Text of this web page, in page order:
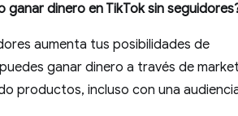
ganar dinero en TikTok sin
aumenta tus posibilidades de
ganar dinero a través de
productos, incluso con una